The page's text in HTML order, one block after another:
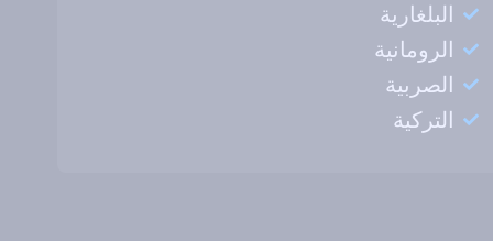
البلغارية
الرومانية
الصربية
التركية